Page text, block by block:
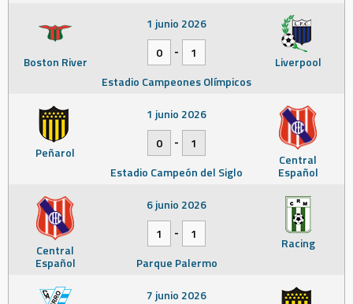
Boston River Liverpool
1 junio 2026
0
-
1
Estadio Campeones Olímpicos
Peñarol Central
Español
1 junio 2026
0
-
1
Estadio Campeón del Siglo
Central
Español
Racing
6 junio 2026
1
-
1
Parque Palermo
7 junio 2026